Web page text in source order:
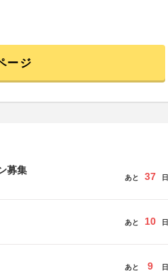
ージ
募集
あと 37 日
あと 10 日
あと 9 日